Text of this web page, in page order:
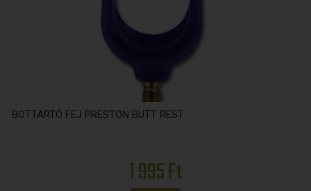
BOTTARTÓ FEJ PRESTON BUTT REST
1 995 Ft